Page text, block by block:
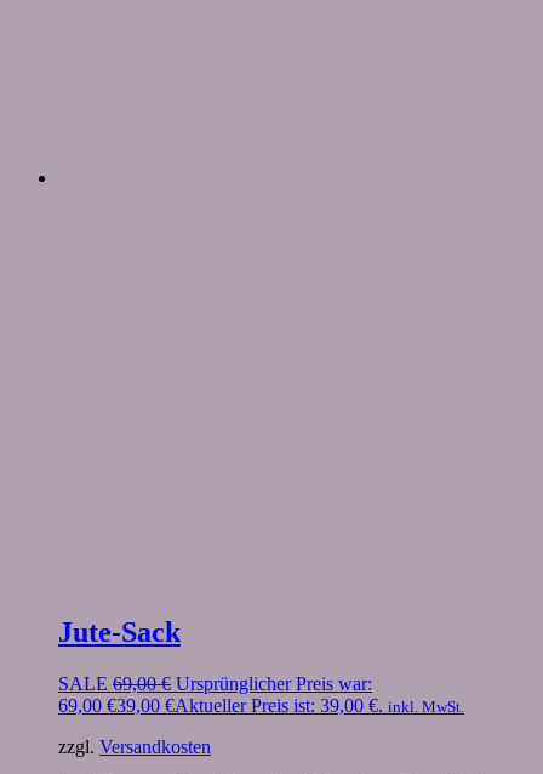
Jute-Sack
SALE 69,00€ Ursprünglicher Preis war:
69,00 €39,00 €Aktueller Preis ist: 39,00 €. inkl. MwSt.
zzgl. Versandkosten